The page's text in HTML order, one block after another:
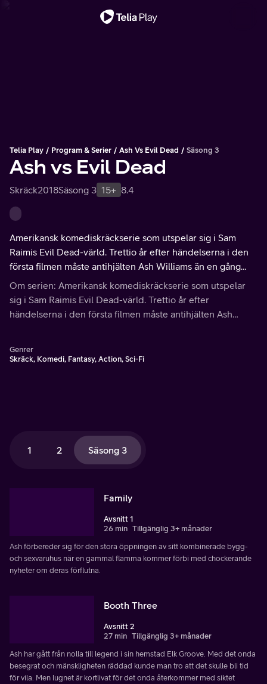
Telia Play Program & Serier Ash Vs Evil Dead Säsong 3
Ash vs Evil Dead
Skräck2018Säsong 3 15+ 8.4
Amerikansk komediskräckserie som utspelar sig i Sam
Raimis Evil Dead-värld. Trettio år efter händelserna i den
första filmen måste antihjälten Ash Williams än en gång
plocka upp motorsågen och kämpa mot de odöda.
Om serien: Amerikansk komediskräckserie som utspelar
sig i Sam Raimis Evil Dead-värld. Trettio år efter
händelserna i den första filmen måste antihjälten Ash
Genrer
Skräck, Komedi, Fantasy, Action, Sci-Fi
1 2 Säsong 3
Family
Avsnitt 1
26 min Tillgänglig 3+ månader
Ash förbereder sig för den stora öppningen av sitt kombinerade bygg-
och sexvaruhus när en gammal flamma kommer förbi med chockerande
nyheter om deras förflutna.
Booth Three
Avsnitt 2
27 min Tillgänglig 3+ månader
Ash har gått från nolla till legend i sin hemstad Elk Groove. Med det onda
besegrat och mänskligheten räddad kunde man tro att det skulle bli tid
för vila. Men lugnet är kortlivat för det onda återkommer med siktet